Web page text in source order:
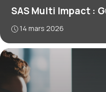
SAS Multi Impact :
14 mars 2026